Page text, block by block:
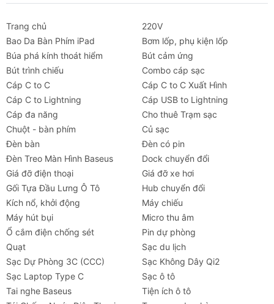
Trang chủ
220V
Bao Da Bàn Phím iPad
Bơm lốp, phụ kiện lốp
Búa phá kính thoát hiểm
Bút cảm ứng
Bút trình chiếu
Combo cáp sạc
Cáp C to C
Cáp C to C Xuất Hình
Cáp C to Lightning
Cáp USB to Lightning
Cáp đa năng
Cho thuê Trạm sạc
Chuột - bàn phím
Củ sạc
Đèn bàn
Đèn có pin
Đèn Treo Màn Hình Baseus
Dock chuyển đổi
Giá đỡ điện thoại
Giá đỡ xe hơi
Gối Tựa Đầu Lưng Ô Tô
Hub chuyển đổi
Kích nổ, khởi động
Máy chiếu
Máy hút bụi
Micro thu âm
Ổ cắm điện chống sét
Pin dự phòng
Quạt
Sạc du lịch
Sạc Dự Phòng 3C (CCC)
Sạc Không Dây Qi2
Sạc Laptop Type C
Sạc ô tô
Tai nghe Baseus
Tiện ích ô tô